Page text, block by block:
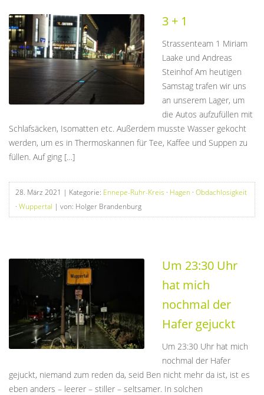
3 + 1
Strassenteam 1 Miriam
Laake und Andreas
Steinhof Am heutigen
Samstag trafen wir uns
an unserem Lager, um
die Autos aufzufüllen mit
Schlafsäcken, Isomatten etc. Außerdem musste Wasser gekocht
werden, um es in Thermoskannen für Tee, Kaffee und Suppen zu
füllen. Auf ging […]
28. März 2021 | Kategorie: Ennepe-Ruhr-Kreis · Hagen · Obdachlosigkeit
· Wuppertal | von: Holger Brandenburg
Um 23:30 Uhr
hat mich
nochmal der
Hafer gejuckt
Um 23:30 Uhr hat mich
nochmal der Hafer
gejuckt, niemand zum reden da, seid Ben nicht mehr da ist, ist es
eben anders – leerer – stiller – seltsamer. In solchen